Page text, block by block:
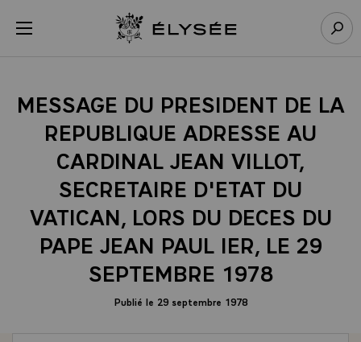
menu Retour à l’accueil Élysée
MESSAGE DU PRESIDENT DE LA
REPUBLIQUE ADRESSE AU
CARDINAL JEAN VILLOT,
SECRETAIRE D'ETAT DU
VATICAN, LORS DU DECES DU
PAPE JEAN PAUL IER, LE 29
SEPTEMBRE 1978
Publié le 29 septembre 1978
Panneau de gestion des cookies